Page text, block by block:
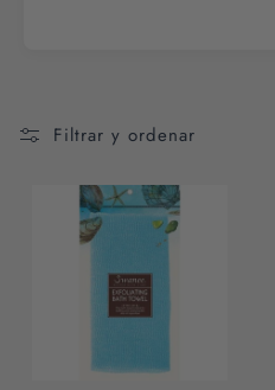
Filtrar y ordenar